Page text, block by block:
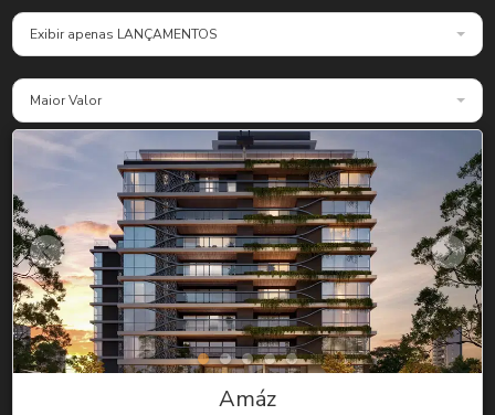
Exibir apenas LANÇAMENTOS
Maior Valor
Amáz